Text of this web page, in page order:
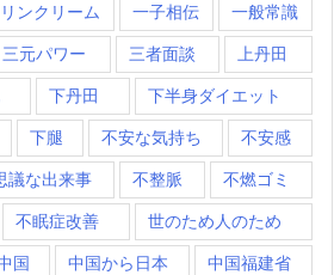
ンクリーム 一子相伝 一般常識
三元パワー 三者面談 上丹田
下丹田 下半身ダイエット
下腿 不安な気持ち 不安感
議な出来事 不整脈 不燃ゴミ
不眠症改善 世のため人のため
国 中国から日本 中国福建省